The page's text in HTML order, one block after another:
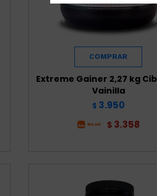
Extreme Gainer 2,27 kg
Vainilla
$ 3.950
$ 3.358